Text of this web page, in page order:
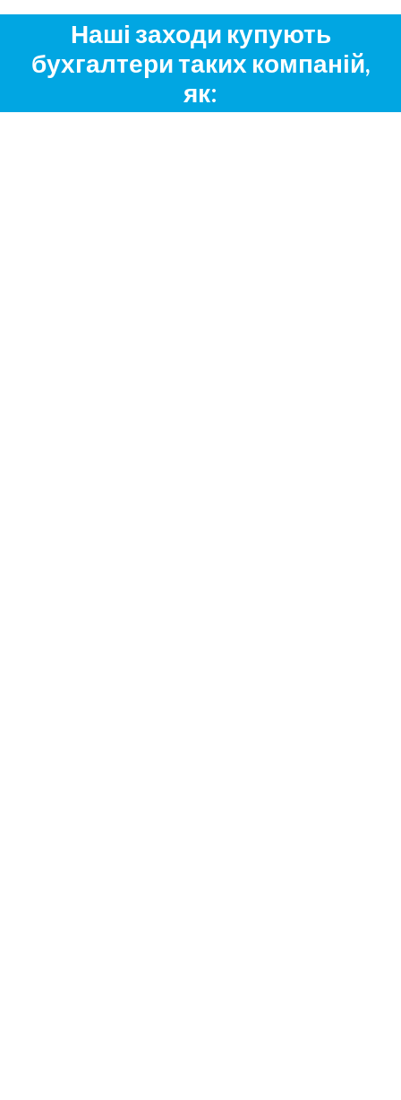
Наші заходи купують
бухгалтери таких компаній,
як: